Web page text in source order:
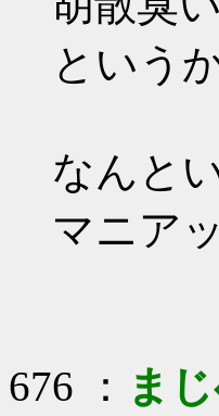
という
なんと
マニア
676 ： まじ